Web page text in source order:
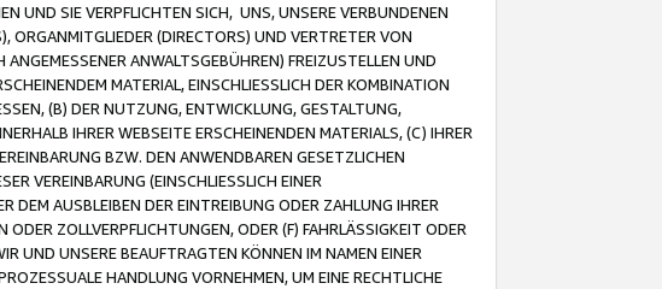
UND SIE VERPFLICHTEN SICH, UNS, UNSERE VERBUNDENEN
ORGANMITGLIEDER (DIRECTORS) UND VERTRETER VON
ANWALTSGEBÜHREN) FREIZUSTELLEN UND
MATERIAL, EINSCHLIESSLICH DER KOMBINATION
(B) DER NUTZUNG, ENTWICKLUNG, GESTALTUNG,
IHRER WEBSEITE ERSCHEINENDEN MATERIALS, (C) IHRER
BZW. DEN ANWENDBAREN GESETZLICHEN
VEREINBARUNG (EINSCHLIESSLICH EINER
DEM AUSBLEIBEN DER EINTREIBUNG ODER ZAHLUNG IHRER
ZOLLVERPFLICHTUNGEN, ODER (F) FAHRLÄSSIGKEIT ODER
UND UNSERE BEAUFTRAGTEN KÖNNEN IM NAMEN EINER
HANDLUNG VORNEHMEN, UM EINE RECHTLICHE